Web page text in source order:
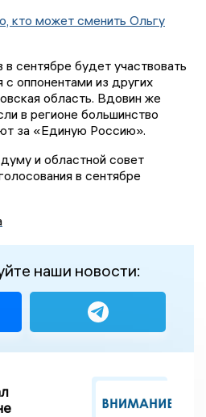
кто может сменить Ольгу
сентябре будет участвовать
с оппонентами из других
область. Вдовин же
в регионе большинство
за «Единую Россию».
и областной совет
в сентябре
наши новости: